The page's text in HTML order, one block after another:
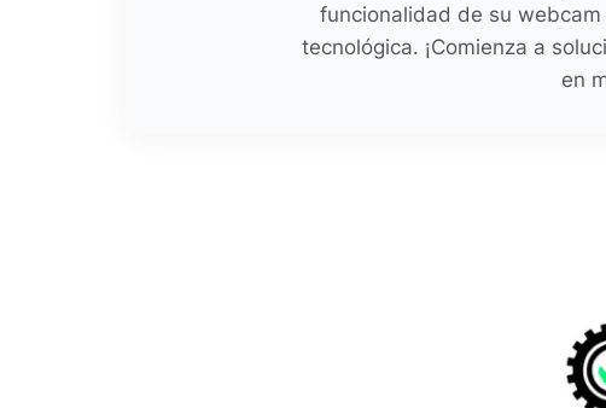
funcionalidad de su
tecnológica. ¡Comienza a
en